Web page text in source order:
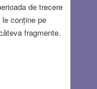
de trecere
conține pe
fragmente.